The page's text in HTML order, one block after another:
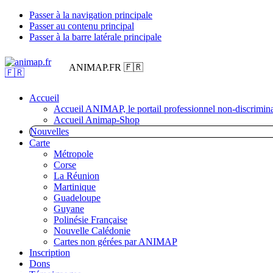
Passer à la navigation principale
Passer au contenu principal
Passer à la barre latérale principale
ANIMAP.FR 🇫🇷
Accueil
Accueil ANIMAP, le portail professionnel non-
Accueil Animap-Shop
Nouvelles
Carte
Métropole
Corse
La Réunion
Martinique
Guadeloupe
Guyane
Polinésie Française
Nouvelle Calédonie
Cartes non gérées par ANIMAP
Inscription
Dons